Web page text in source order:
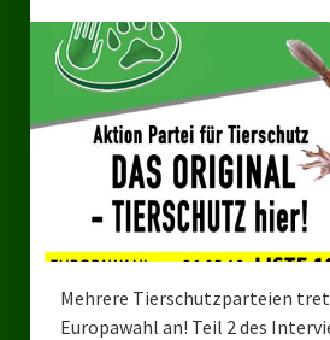
Unsere Verbände
Bezirksverbände
Bezirksverband Ruhrparlamenrt
Bezirksverband Mettmann
Kreisverbände
Kreisverband Neuss
Mehrere Tierschutzparteien
Europawahl an! Teil 2 des